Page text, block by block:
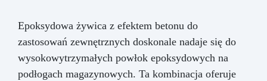
Epoksydowa żywica z efektem betonu do
zastosowań zewnętrznych doskonale nadaje się do
wysokowytrzymałych powłok epoksydowych na
podłogach magazynowych. Ta kombinacja oferuje